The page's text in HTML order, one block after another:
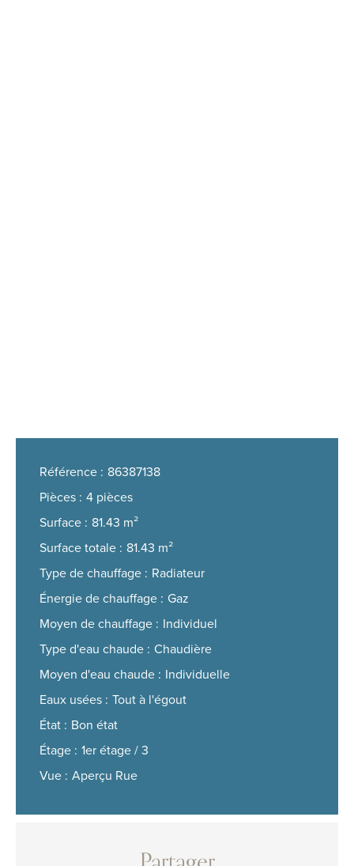
Référence
86387138
Pièces
4 pièces
Surface
81.43 m²
Surface totale
81.43 m²
Type de chauffage
Radiateur
Énergie de chauffage
Gaz
Moyen de chauffage
Individuel
Type d'eau chaude
Chaudière
Moyen d'eau chaude
Individuelle
Eaux usées
Tout à l'égout
État
Bon état
Étage
1er étage / 3
Vue
Aperçu Rue